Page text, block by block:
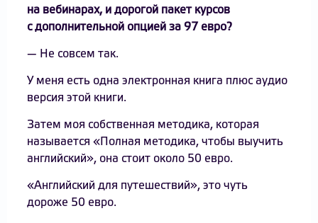
на вебинарах, и дорогой пакет курсов
с дополнительной опцией за 97 евро?
— Не совсем так.
У меня есть одна электронная книга плюс аудио
версия этой книги.
Затем моя собственная методика, которая
называется «Полная методика, чтобы выучить
английский», она стоит около 50 евро.
«Английский для путешествий», это чуть
дороже 50 евро.